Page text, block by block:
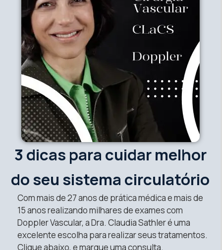
3 dicas para cuidar melhor
do seu sistema circulatório
Com mais de 27 anos de prática médica e mais de
15 anos realizando milhares de exames com
Doppler Vascular, a Dra. Claudia Sathler é uma
excelente escolha para realizar seus tratamentos.
Clique abaixo, e marque uma consulta.